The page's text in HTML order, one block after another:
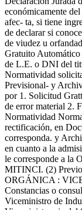
económicamente
afec- ta, si tiene
de declarar si
de viudez u
Gratuito
de L.E. o DNI del
Normatividad
Previsional- y
por 1. Solicitud
de error material 2.
Normatividad
rectificación, en
corresponda. y
en cuanto a la
le corresponde a la
MITINCI. (2)
ORGÁNICA :
Constancias o
Viceministro de